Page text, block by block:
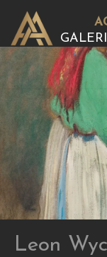
Leon